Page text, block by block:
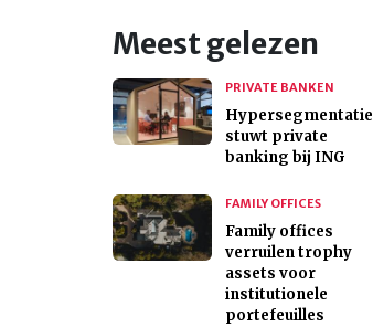
Meest gelezen
PRIVATE BANKEN
Hypersegmentatie
stuwt private
banking bij ING
FAMILY OFFICES
Family offices
verruilen trophy
assets voor
institutionele
portefeuilles